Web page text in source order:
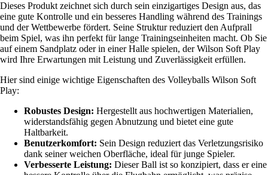
Dieses Produkt zeichnet sich durch sein einzigartiges Design aus, das
eine gute Kontrolle und ein besseres Handling während des Trainings
und der Wettbewerbe fördert. Seine Struktur reduziert den Aufprall
beim Spiel, was ihn perfekt für lange Trainingseinheiten macht. Ob Sie
auf einem Sandplatz oder in einer Halle spielen, der Wilson Soft Play
wird Ihre Erwartungen mit Leistung und Zuverlässigkeit erfüllen.
Hier sind einige wichtige Eigenschaften des Volleyballs Wilson Soft
Play:
Robustes Design: Hergestellt aus hochwertigen Materialien,
widerstandsfähig gegen Abnutzung und bietet eine gute
Haltbarkeit.
Benutzerkomfort: Sein Design reduziert das Verletzungsrisiko
dank seiner weichen Oberfläche, ideal für junge Spieler.
Verbesserte Leistung: Dieser Ball ist so konzipiert, dass er eine